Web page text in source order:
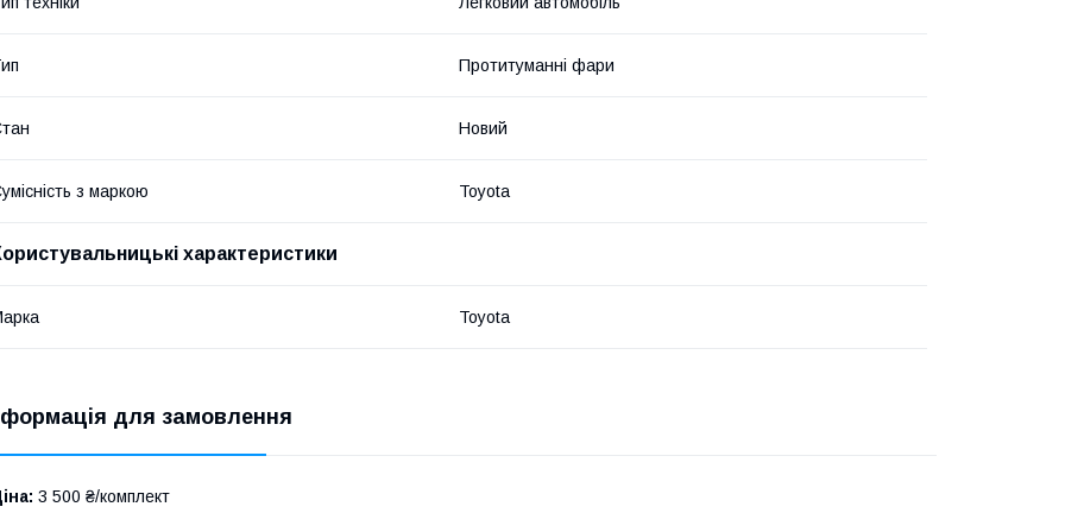
Протитуманні фари
Новий
з маркою Toyota
характеристики
Toyota
для замовлення
3 500 ₴/комплект